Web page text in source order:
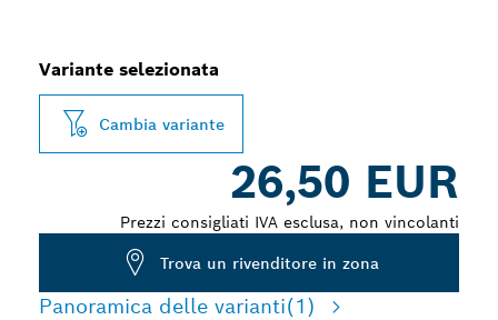
Variante selezionata
Cambia variante
26,50 EUR
Prezzi consigliati IVA esclusa, non vincolanti
Trova un rivenditore in zona
Panoramica delle varianti(1)